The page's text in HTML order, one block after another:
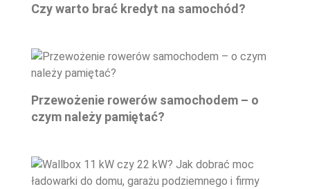
Czy warto brać kredyt na samochód?
Przewożenie rowerów samochodem – o
czym należy pamiętać?